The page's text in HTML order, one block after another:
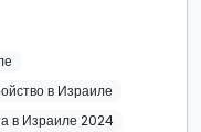
в Израиле
в Израиле 2024